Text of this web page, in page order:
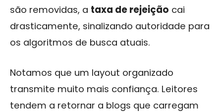
são removidas, a taxa de rejeição cai
drasticamente, sinalizando autoridade para
os algoritmos de busca atuais.
Notamos que um layout organizado
transmite muito mais confiança. Leitores
tendem a retornar a blogs que carregam